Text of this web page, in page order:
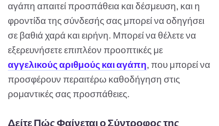
αγάπη απαιτεί προσπάθεια και δέσμευση, και η
φροντίδα της σύνδεσής σας μπορεί να οδηγήσει
σε βαθιά χαρά και ειρήνη. Μπορεί να θέλετε να
εξερευνήσετε επιπλέον προοπτικές με
αγγελικούς αριθμούς και αγάπη, που μπορεί να
προσφέρουν περαιτέρω καθοδήγηση στις
ρομαντικές σας προσπάθειες.
Δείτε Πώς Φαίνεται ο Σύντροφος της